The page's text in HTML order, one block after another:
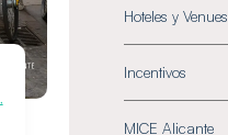
Hoteles y Venues
Incentivos
MICE Alicante